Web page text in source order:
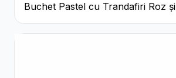
Buchet Pastel cu Trandafiri Roz și
Albi